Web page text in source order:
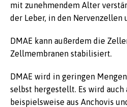
mit zunehmendem Alter
der Leber, in den Nervenzellen
DMAE kann außerdem die
Zellmembranen stabilisiert.
DMAE wird in geringen
selbst hergestellt. Es wird auch
beispielsweise aus Anchovis